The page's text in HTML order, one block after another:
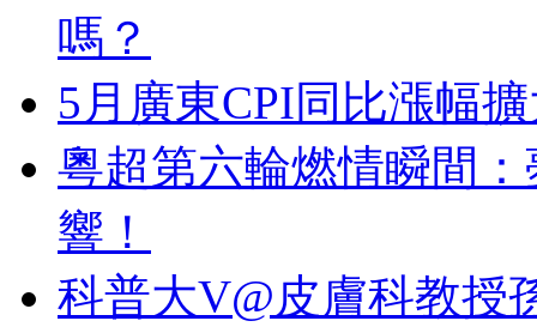
嗎？
5月廣東CPI同比漲幅
粵超第六輪燃情瞬間
響！
科普大V@皮膚科教授